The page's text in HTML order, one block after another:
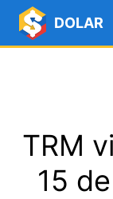
DOLAR
TRM
15